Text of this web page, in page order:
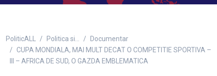
PoliticALL Politica si…
Documentar
CUPA MONDIALA, MAI MULT DECAT O COMPETITIE SPORTIVA –
III – AFRICA DE SUD, O GAZDA EMBLEMATICA